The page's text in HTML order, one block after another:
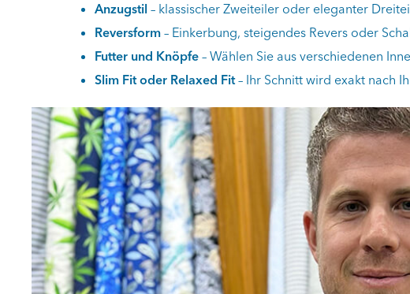
Anzugstil – klassischer Zweiteiler oder eleganter
Reversform – Einkerbung, steigendes Revers oder
Futter und Knöpfe – Wählen Sie aus verschiedenen
Slim Fit oder Relaxed Fit– Ihr Schnitt wird exakt nach